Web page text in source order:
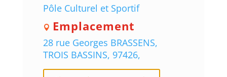
Pôle Culturel et Sportif
Emplacement
28 rue Georges BRASSENS,
TROIS BASSINS, 97426,